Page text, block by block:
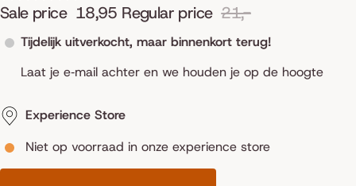
Sale price 18,95 Regular price 21,-
Tijdelijk uitverkocht, maar binnenkort terug!
Laat je e‑mail achter en we houden je op de hoogte
Experience Store
Niet op voorraad in onze experience store